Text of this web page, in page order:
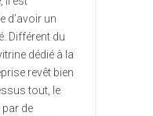
d’avoir un
Différent du
dédié à la
revêt bien
tout, le
de